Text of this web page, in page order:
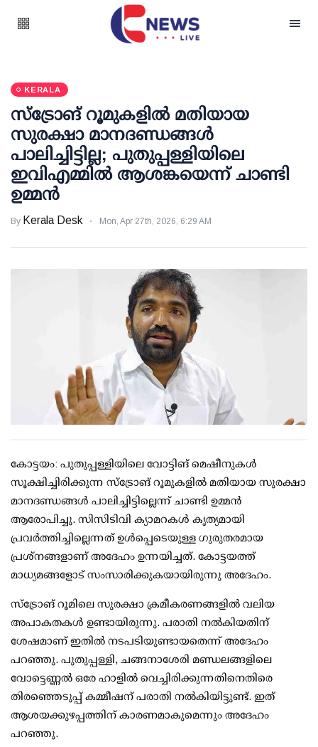
KERALA
സ്‌ട്രോങ് റൂമുകളില്‍ മതിയായ
സുരക്ഷാ മാനദണ്ഡങ്ങള്‍
പാലിച്ചിട്ടില്ല; പുതുപ്പള്ളിയിലെ
ഇവിഎമ്മില്‍ ആശങ്കയെന്ന് ചാണ്ടി
ഉമ്മന്‍
By Kerala Desk Mon, Apr 27th, 2026, 6:29 AM
കോട്ടയം: പുതുപ്പള്ളിയിലെ വോട്ടിങ് മെഷീനുകള്‍
സൂക്ഷിച്ചിരിക്കുന്ന സ്‌ട്രോങ് റൂമുകളില്‍ മതിയായ സുരക്ഷാ
മാനദണ്ഡങ്ങള്‍ പാലിച്ചിട്ടില്ലെന്ന് ചാണ്ടി ഉമ്മന്‍
ആരോപിച്ചു. സിസിടിവി ക്യാമറകള്‍ കൃത്യമായി
പ്രവര്‍ത്തിച്ചില്ലെന്നത് ഉള്‍പ്പെടെയുള്ള ഗുരുതരമായ
പ്രശ്‌നങ്ങളാണ് അദേഹം ഉന്നയിച്ചത്. കോട്ടയത്ത്
മാധ്യമങ്ങളോട് സംസാരിക്കുകയായിരുന്നു അദേഹം.
സ്‌ട്രോങ് റൂമിലെ സുരക്ഷാ ക്രമീകരണങ്ങളില്‍ വലിയ
അപാകതകള്‍ ഉണ്ടായിരുന്നു. പരാതി നല്‍കിയതിന്
ശേഷമാണ് ഇതില്‍ നടപടിയുണ്ടായതെന്ന് അദേഹം
പറഞ്ഞു. പുതുപ്പള്ളി, ചങ്ങനാശേരി മണ്ഡലങ്ങളിലെ
വോട്ടെണ്ണല്‍ ഒരേ ഹാളില്‍ വെച്ചിരിക്കുന്നതിനെതിരെ
തിരഞ്ഞെടുപ്പ് കമ്മീഷന് പരാതി നല്‍കിയിട്ടുണ്ട്. ഇത്
ആശയക്കുഴപ്പത്തിന് കാരണമാകുമെന്നും അദേഹം
പറഞ്ഞു.